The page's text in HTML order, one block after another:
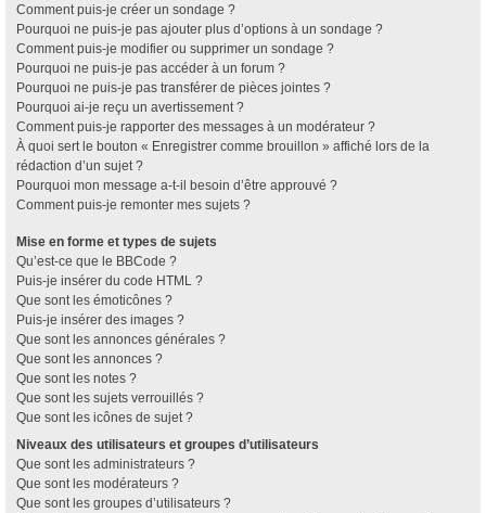
Comment puis-je créer un sondage ?
Pourquoi ne puis-je pas ajouter plus d’options à un sondage ?
Comment puis-je modifier ou supprimer un sondage ?
Pourquoi ne puis-je pas accéder à un forum ?
Pourquoi ne puis-je pas transférer de pièces jointes ?
Pourquoi ai-je reçu un avertissement ?
Comment puis-je rapporter des messages à un modérateur ?
À quoi sert le bouton « Enregistrer comme brouillon » affiché lors de la
rédaction d’un sujet ?
Pourquoi mon message a-t-il besoin d’être approuvé ?
Comment puis-je remonter mes sujets ?
Mise en forme et types de sujets
Qu’est-ce que le BBCode ?
Puis-je insérer du code HTML ?
Que sont les émoticônes ?
Puis-je insérer des images ?
Que sont les annonces générales ?
Que sont les annonces ?
Que sont les notes ?
Que sont les sujets verrouillés ?
Que sont les icônes de sujet ?
Niveaux des utilisateurs et groupes d’utilisateurs
Que sont les administrateurs ?
Que sont les modérateurs ?
Que sont les groupes d’utilisateurs ?